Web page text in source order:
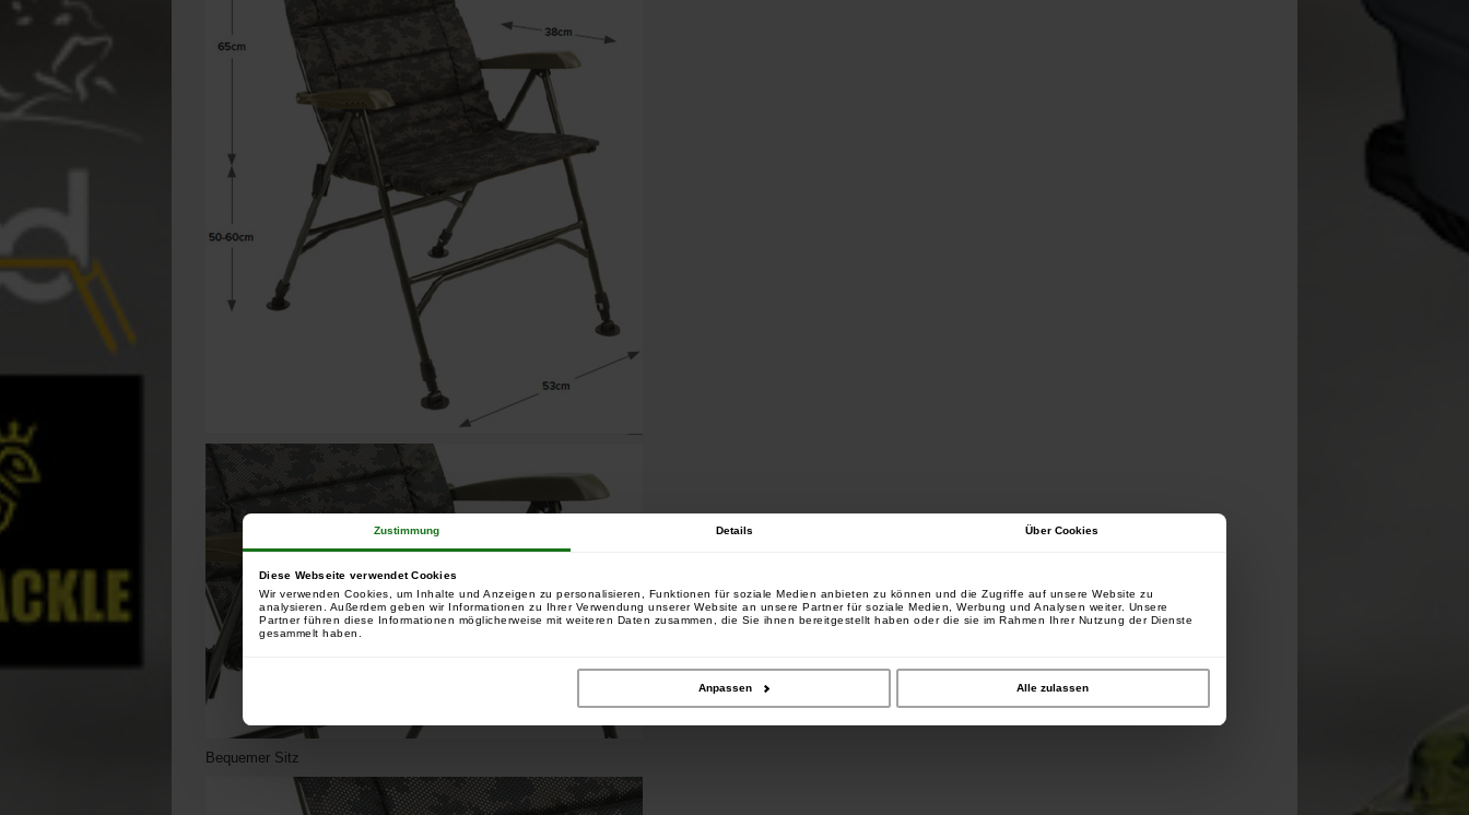
Zustimmung Details Über Cookies
Diese Webseite verwendet Cookies
Wir verwenden Cookies, um Inhalte und Anzeigen zu personalisieren, Funktionen für soziale Medien anbieten zu können und die Zugriffe auf unsere Website zu
analysieren. Außerdem geben wir Informationen zu Ihrer Verwendung unserer Website an unsere Partner für soziale Medien, Werbung und Analysen weiter. Unsere
Partner führen diese Informationen möglicherweise mit weiteren Daten zusammen, die Sie ihnen bereitgestellt haben oder die sie im Rahmen Ihrer Nutzung der Dienste
gesammelt haben.
Anpassen Alle zulassen
Bequemer Sitz